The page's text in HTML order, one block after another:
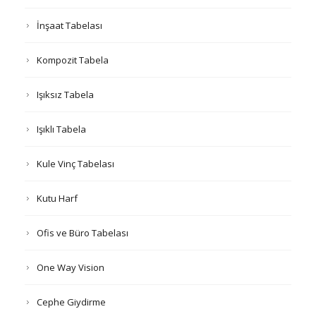
İnşaat Tabelası
Kompozit Tabela
Işıksız Tabela
Işıklı Tabela
Kule Vinç Tabelası
Kutu Harf
Ofis ve Büro Tabelası
One Way Vision
Cephe Giydirme